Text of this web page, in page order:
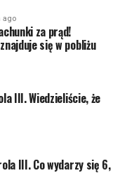
“co żeś tam zaś
z Radia ZET, gdzie
miejsc na
nie zwlekaj z
pula w
ago
za prąd!
się w pobliżu
III. Wiedzieliście, że
III. Co wydarzy się 6,